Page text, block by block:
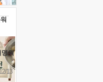
명워
13